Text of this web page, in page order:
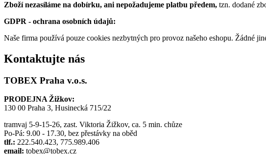
Zboží nezasíláme na dobírku, ani nepožadujeme platbu předem, tzn. dodané
GDPR - ochrana osobních údajů:
Naše firma používá pouze cookies nezbytných pro provoz našeho eshopu. Žádné
Kontaktujte nás
TOBEX Praha v.o.s.
PRODEJNA Žižkov:
130 00 Praha 3, Husinecká 715/22
tramvaj 5-9-15-26, zast. Viktoria Žižkov, ca. 5 min. chůze
Po-Pá: 9.00 - 17.30, bez přestávky na oběd
tlf.: 222.540.423, 775.989.406
email: tobex@tobex.cz